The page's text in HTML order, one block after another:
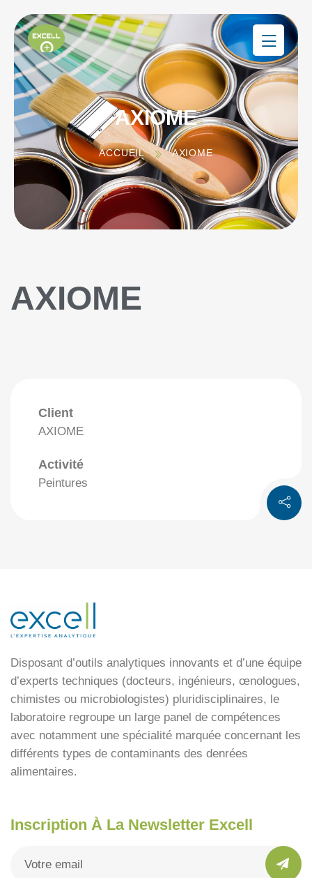
AXIOME
ACCUEIL AXIOME
AXIOME
Client
AXIOME
Activité
Peintures
Disposant d’outils analytiques innovants et d’une équipe
d’experts techniques (docteurs, ingénieurs, œnologues,
chimistes ou microbiologistes) pluridisciplinaires, le
laboratoire regroupe un large panel de compétences
avec notamment une spécialité marquée concernant les
différents types de contaminants des denrées
alimentaires.
Inscription À La Newsletter Excell